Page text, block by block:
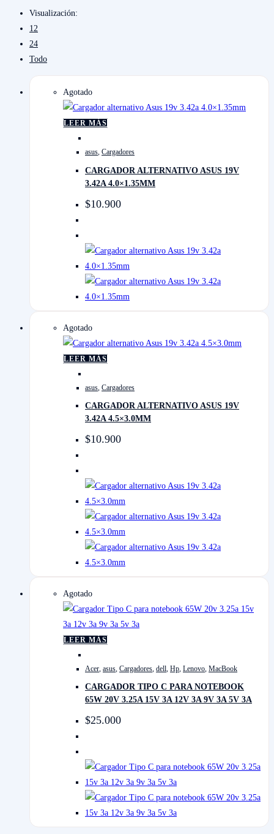
Visualización:
12
24
Todo
Agotado
LEER MÁS
asus, Cargadores
CARGADOR ALTERNATIVO ASUS 19V
3.42A 4.0×1.35MM
$10.900
Agotado
LEER MÁS
asus Cargadores
CARGADOR ALTERNATIVO ASUS 19V
3.42A 4.5×3.0MM
$10.900
Agotado
LEER MÁS
Acer asus Cargadores dell Hp Lenovo MacBook
CARGADOR TIPO C PARA NOTEBOOK
65W 20V 3.25A 15V 3A 12V 3A 9V 3A 5V 3A
$25.000